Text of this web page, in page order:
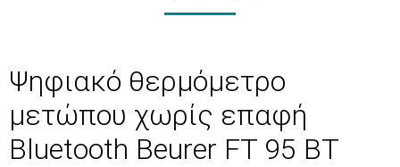
Ψηφιακό θερμόμετρο
μετώπου χωρίς επαφή
Bluetooth Beurer FT 95 BT